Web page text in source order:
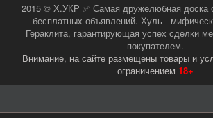
2015 © Х.УКР ✅ Самая дружелюбная доска
бесплатных объявлений. Хуль -
Гераклита, гарантирующая успех сделки
покупателем.
Внимание, на сайте размещены товары и
ограничением 18+